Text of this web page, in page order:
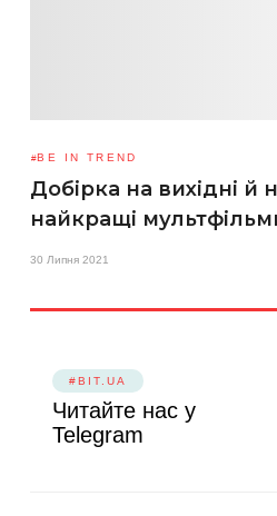
BE IN TREND
Добірка на вихідні й
найкращі
30 Липня 2021
#BIT.UA
Читайте нас у
Telegram